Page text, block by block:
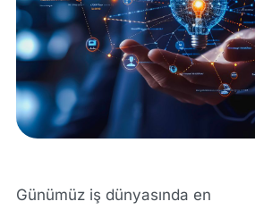
Günümüz iş dünyasında en